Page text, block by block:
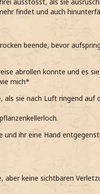
ausstösst, als sie
findet und auch
beende, bevor
abrollen konnte und es
mich*
als sie nach Luft ringend auf
und ihr eine Hand
aber keine sichtbaren